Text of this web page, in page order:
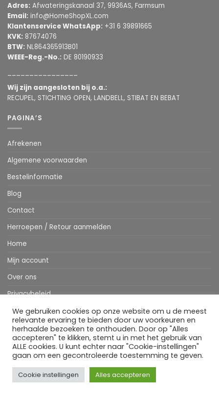
Adres: Afwateringskanaal 37, 9936AS, Farmsum
Email: info@HomeShopXL.com
Klantenservice WhatsApp: +31 6 39891665
KVK: 87674076
BTW: NL864365913B01
WEEE-Reg.-No.: DE 80190933
Wij zijn aangesloten bij o.a.:
RECUPEL, STICHTING OPEN, LANDBELL, STIBAT EN BEBAT
PAGINA’S
Afrekenen
Algemene voorwaarden
Bestelinformatie
Blog
Contact
Herroepen / Retour aanmelden
Home
Mijn account
Over ons
Privacybeleid
Webshop
Winkelwagen
Stripe MasterCard
IDeal BancontactKlarna
Apple
Visa
MIJN ACCOUNT BESTELINFORMATIE
We gebruiken cookies op onze website om u de meest
relevante ervaring te bieden door uw voorkeuren en
herhaalde bezoeken te onthouden. Door op "Alles
accepteren" te klikken, stemt u in met het gebruik van
ALLE cookies. U kunt echter naar "Cookie-instellingen"
gaan om een gecontroleerde toestemming te geven.
Cookie instellingen Alles accepteren